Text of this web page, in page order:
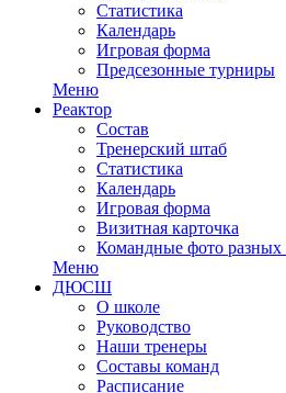
Статистика
Календарь
Игровая форма
Предсезонные турниры
Меню
Реактор
Состав
Тренерский штаб
Статистика
Календарь
Игровая форма
Визитная карточка
Командные фото разных
Меню
ДЮСШ
О школе
Руководство
Наши тренеры
Составы команд
Расписание